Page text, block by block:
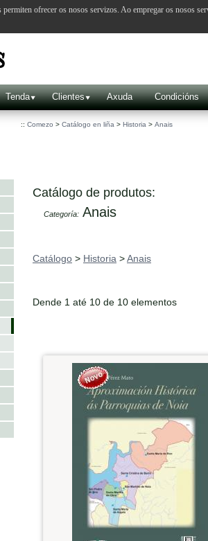
Tenda Clientes Axuda Condicións
:: Comezo > Catálogo en liña > Historia > Anais
Catálogo de produtos:
Categoría: Anais
Catálogo > Historia >Anais
Dende 1 até 10 de 10 elementos
ofrecer os nosos servizos. Ao empregar os nosos